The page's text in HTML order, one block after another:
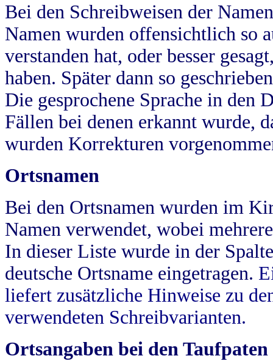
Bei den Schreibweisen der
Namen wurden offensichtlich so
verstanden hat, oder besser
haben. Später dann so
Die gesprochene Sprache in
Fällen bei denen erkannt wurde,
wurden Korrekturen
Ortsnamen
Bei den Ortsnamen wurden im
Namen verwendet, wobei
In dieser Liste wurde in der
deutsche Ortsname eingetragen.
liefert zusätzliche Hinweise zu
verwendeten Schreibvarianten.
Ortsangaben bei den Taufpaten